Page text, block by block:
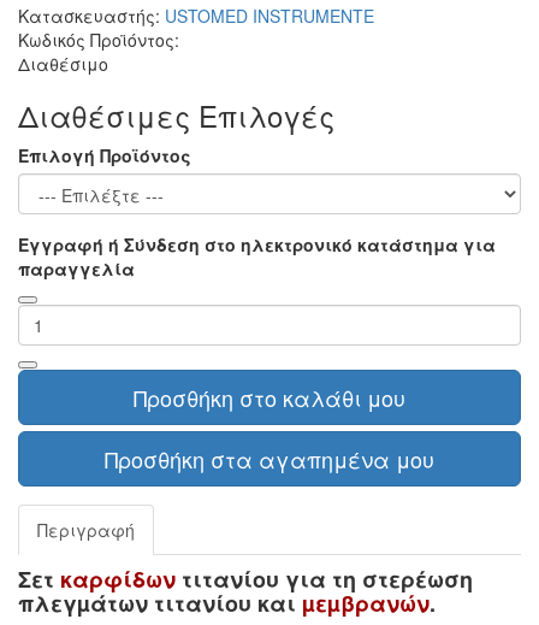
Κατασκευαστής: USTOMED INSTRUMENTE
Κωδικός Προϊόντος:
Διαθέσιμο
Διαθέσιμες Επιλογές
Επιλογή Προϊόντος
Εγγραφή ή Σύνδεση στο ηλεκτρονικό κατάστημα για
παραγγελία
Προσθήκη στο καλάθι μου
Προσθήκη στα αγαπημένα μου
Περιγραφή
Σετ καρφίδων τιτανίου για τη στερέωση
πλεγµάτων τιτανίου και µεµβρανών.